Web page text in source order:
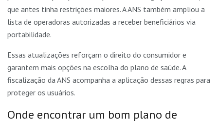
que antes tinha restrições maiores. A ANS também ampliou a
lista de operadoras autorizadas a receber beneficiários via
portabilidade.
Essas atualizações reforçam o direito do consumidor e
garantem mais opções na escolha do plano de saúde. A
fiscalização da ANS acompanha a aplicação dessas regras para
proteger os usuários.
Onde encontrar um bom plano de